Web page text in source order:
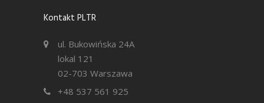
Kontakt PLTR
ul. Bukowińska 24A
lokal 121
02-703 Warszawa
+48 537 561 925